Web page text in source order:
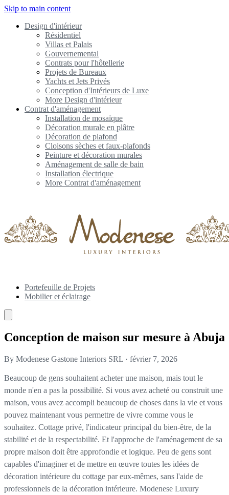
Skip to main content
Design d'intérieur
Résidentiel
Villas et Palais
Gouvernemental
Contrats pour l'hôtellerie
Projets de Bureaux
Yachts et Jets Privés
Conception d'Intérieurs de Luxe
More Design d'intérieur
Contrat d'aménagement
Installation de mosaïque
Décoration murale en plâtre
Décoration de plafond
Cloisons sèches et faux-plafonds
Peinture et décoration murales
Aménagement de salle de bain
Installation électrique
More Contrat d'aménagement
Portefeuille de Projets
Mobilier et éclairage
Conception de maison sur mesure à Abuja
By Modenese Gastone Interiors SRL · février 7, 2026
Beaucoup de gens souhaitent acheter une maison, mais tout le
monde n'en a pas la possibilité. Si vous avez acheté ou construit une
maison, vous avez accompli beaucoup de choses dans la vie et vous
pouvez maintenant vous permettre de vivre comme vous le
souhaitez. Cottage privé, l'indicateur principal du bien-être, de la
stabilité et de la respectabilité. Et l'approche de l'aménagement de sa
propre maison doit être approfondie et logique. Peu de gens sont
capables d'imaginer et de mettre en œuvre toutes les idées de
décoration intérieure du cottage par eux-mêmes, sans l'aide de
professionnels de la décoration intérieure. Modenese Luxury